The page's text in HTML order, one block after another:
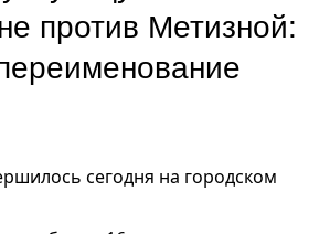
против Метизной:
сегодня на городском